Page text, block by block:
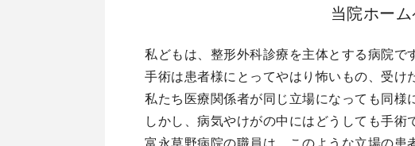
当院ホー
私どもは、整形外科診療を主体とする病院で
手術は患者様にとってやはり怖いもの、受け
私たち医療関係者が同じ立場になっても同様
しかし、病気やけがの中にはどうしても手術
富永草野病院の職員は、このような立場の